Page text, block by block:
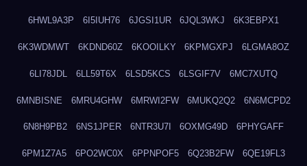
6HWL9A3P 6I5IUH76 6JGSI1UR 6JQL3WKJ 6K3EBPX1
6K3WDMWT 6KDND60Z 6KOOILKY 6KPMGXPJ 6LGMA8OZ
6LI78JDL 6LL59T6X 6LSD5KCS 6LSGIF7V 6MC7XUTQ
6MNBISNE 6MRU4GHW 6MRWI2FW 6MUKQ2Q2 6N6MCPD2
6N8H9PB2 6NS1JPER 6NTR3U7I 6OXMG49D 6PHYGAFF
6PM1Z7A5 6PO2WC0X 6PPNPOF5 6Q23B2FW 6QE19FL3